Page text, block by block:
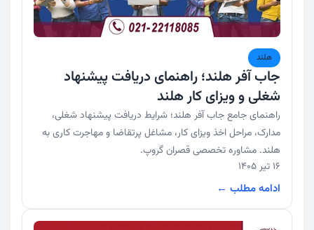
هلند
جاب آفر هلند؛ راهنمای دریافت پیشنهاد
شغلی و ویزای کار هلند
راهنمای جامع جاب آفر هلند؛ شرایط دریافت پیشنهاد شغلی،
مدارک، مراحل اخذ ویزای کار، مشاغل پرتقاضا و مهاجرت کاری به
هلند. مشاوره تخصصی قصران گروپ.
16 تیر 1405
ادامه مطلب ←